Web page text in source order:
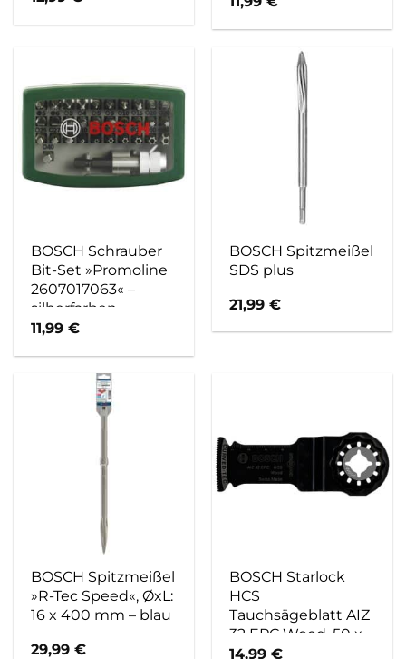
BOSCH Schrauber
Bit-Set »Promoline
2607017063« –
silberfarben
11,99€
BOSCH Spitzmeißel
SDS plus
21,99€
BOSCH Spitzmeißel
»R-Tec Speed«, ØxL:
16 x 400 mm – blau
29,99€
BOSCH Starlock
HCS
Tauchsägeblatt AIZ
32 EPC Wood, 50 x
32 mm
14,99€